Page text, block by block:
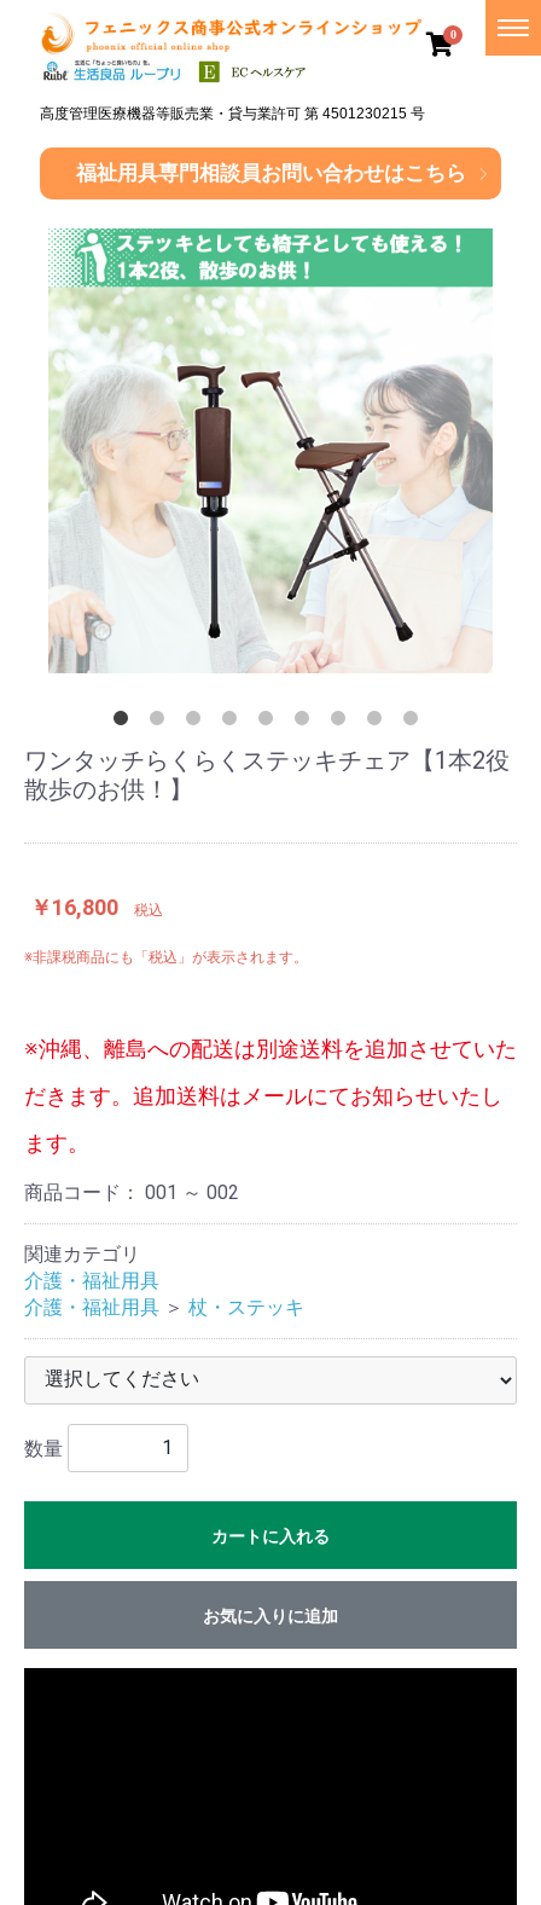
高度管理医療機器等販売業・貸与業許可 第 4501230215 号
0
福祉用具専門相談員お問い合わせはこちら
護・
福祉
車
椅
シル
ー・
歩行
カー
ト
ステ
携帯
イレ
サイ
ワンタッチらくらくステッキチェア【1本2役
散歩のお供！】
￥16,800 税込
※非課税商品にも「税込」が表示されます。
※沖縄、離島への配送は別途送料を追加させていた
だきます。追加送料はメールにてお知らせいたし
ます。
商品コード： 001 ～ 002
関連カテゴリ
介護・福祉用具
介護・福祉用具 ＞ 杖・ステッキ
数量
カートに入れる
お気に入りに追加